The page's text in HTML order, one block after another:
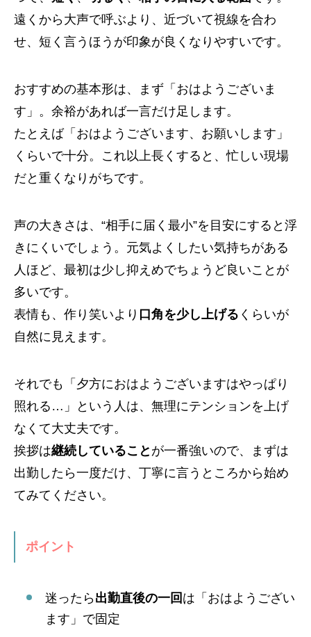
遠くから大声で呼ぶより、近づいて視線を合わ
せ、短く言うほうが印象が良くなりやすいです。
おすすめの基本形は、まず「おはようございま
す」。余裕があれば一言だけ足します。
たとえば「おはようございます、お願いします」
くらいで十分。これ以上長くすると、忙しい現場
だと重くなりがちです。
声の大きさは、“相手に届く最小”を目安にすると浮
きにくいでしょう。元気よくしたい気持ちがある
人ほど、最初は少し抑えめでちょうど良いことが
多いです。
表情も、作り笑いより 口角を少し上げる くらいが
自然に見えます。
それでも「夕方におはようございますはやっぱり
照れる…」という人は、無理にテンションを上げ
なくて大丈夫です。
挨拶は継続していること が一番強いので、まずは
出勤したら一度だけ、丁寧に言うところから始め
てみてください。
ポイント
迷ったら出勤直後の一回 は「おはようござい
ます」で固定